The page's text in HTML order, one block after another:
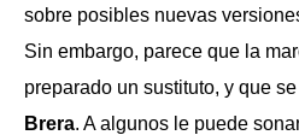
sobre posibles nuevas
Sin embargo, parece que la
preparado un sustituto, y que
Brera. A algunos le puede